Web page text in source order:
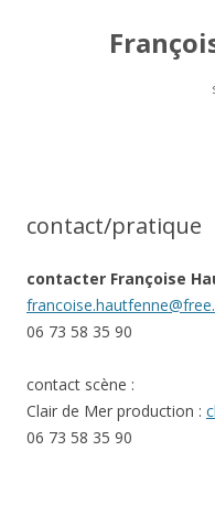
contact/pratique
contacter Françoise
06 73 58 35 90
contact scène :
Clair de Mer production :
06 73 58 35 90